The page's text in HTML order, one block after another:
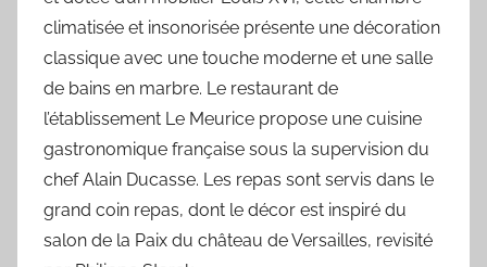
climatisée et insonorisée présente une décoration
classique avec une touche moderne et une salle
de bains en marbre. Le restaurant de
l’établissement Le Meurice propose une cuisine
gastronomique française sous la supervision du
chef Alain Ducasse. Les repas sont servis dans le
grand coin repas, dont le décor est inspiré du
salon de la Paix du château de Versailles, revisité